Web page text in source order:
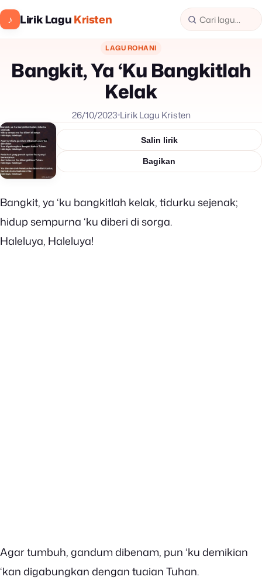
♪ Lirik LaguKristen
LAGU ROHANI
Bangkit, Ya ‘Ku Bangkitlah
Kelak
26/10/2023 Lirik Lagu Kristen
Salin lirik
Bagikan
Bangkit, ya ‘ku bangkitlah kelak, tidurku sejenak;
hidup sempurna ‘ku diberi di sorga.
Haleluya, Haleluya!
Agar tumbuh, gandum dibenam, pun ‘ku demikian
‘kan digabungkan dengan tuaian Tuhan.